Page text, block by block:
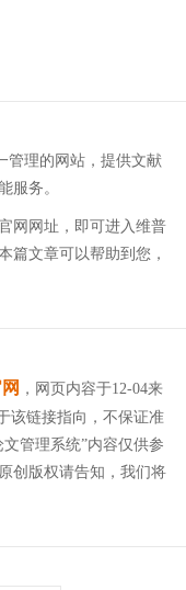
管理的网站，提供文献
服务。
网网址，即可进入维普
篇文章可以帮助到您，
，网页内容于12-04来
该链接指向，不保证准
管理系统”内容仅供参
创版权请告知，我们将